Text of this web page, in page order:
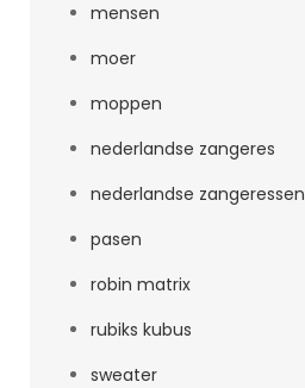
mensen
moer
moppen
nederlandse zangeres
nederlandse zangeressen
pasen
robin matrix
rubiks kubus
sweater